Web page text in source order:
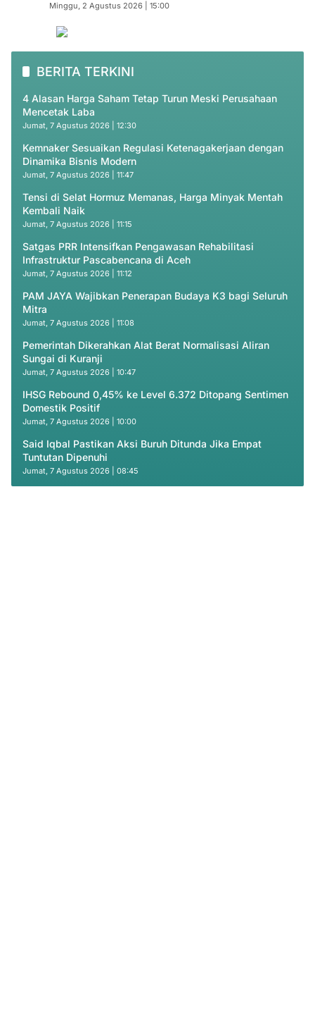
Minggu, 2 Agustus 2026 | 15:00
BERITA TERKINI
4 Alasan Harga Saham Tetap Turun Meski Perusahaan
Mencetak Laba
Jumat, 7 Agustus 2026 | 12:30
Kemnaker Sesuaikan Regulasi Ketenagakerjaan dengan
Dinamika Bisnis Modern
Jumat, 7 Agustus 2026 | 11:47
Tensi di Selat Hormuz Memanas, Harga Minyak Mentah
Kembali Naik
Jumat, 7 Agustus 2026 | 11:15
Satgas PRR Intensifkan Pengawasan Rehabilitasi
Infrastruktur Pascabencana di Aceh
Jumat, 7 Agustus 2026 | 11:12
PAM JAYA Wajibkan Penerapan Budaya K3 bagi Seluruh
Mitra
Jumat, 7 Agustus 2026 | 11:08
Pemerintah Dikerahkan Alat Berat Normalisasi Aliran
Sungai di Kuranji
Jumat, 7 Agustus 2026 | 10:47
IHSG Rebound 0,45% ke Level 6.372 Ditopang Sentimen
Domestik Positif
Jumat, 7 Agustus 2026 | 10:00
Said Iqbal Pastikan Aksi Buruh Ditunda Jika Empat
Tuntutan Dipenuhi
Jumat, 7 Agustus 2026 | 08:45